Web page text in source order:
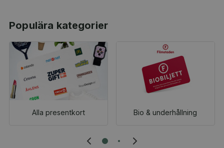
Populära kategorier
Alla presentkort Bio & underhållning